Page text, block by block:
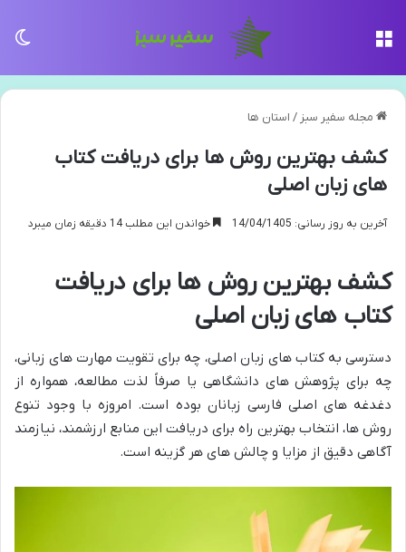
مجله سفیر سبز / استان ها
کشف بهترین روش ها برای دریافت کتاب
های زبان اصلی
آخرین به روز رسانی: 14/04/1405 خواندن این مطلب 14 دقیقه زمان میبرد
کشف بهترین روش ها برای دریافت
کتاب های زبان اصلی
دسترسی به کتاب های زبان اصلی، چه برای تقویت مهارت های زبانی،
چه برای پژوهش های دانشگاهی یا صرفاً لذت مطالعه، همواره از
دغدغه های اصلی فارسی زبانان بوده است. امروزه با وجود تنوع
روش ها، انتخاب بهترین راه برای دریافت این منابع ارزشمند، نیازمند
آگاهی دقیق از مزایا و چالش های هر گزینه است.